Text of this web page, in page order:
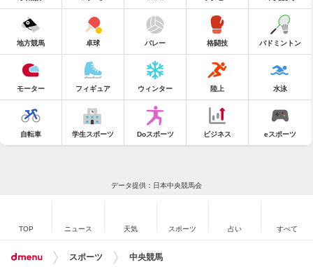
地方競馬 卓球 バレー 格闘技 バドミントン
モーター フィギュア ウィンター 陸上 水泳
自転車 学生スポーツ Doスポーツ ビジネス eスポーツ
データ提供：日本中央競馬会
TOP ニュース 天気 スポーツ 占い すべて
スポーツ 中央競馬